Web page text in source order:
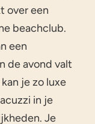
over een
beachclub.
een
de avond valt
je zo luxe
in je
Je